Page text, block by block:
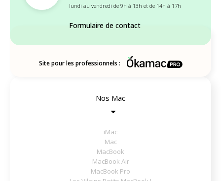
lundi au vendredi de 9h à 13h et de 14h à 17h
Formulaire de contact
Site pour les professionnels :
Nos Mac
iMac
Mac
MacBook
MacBook Air
MacBook Pro